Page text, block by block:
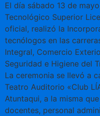
El día sábado 13 de
Tecnológico Superior
oficial, realizó la
tecnólogos en las
Integral, Comercio
Seguridad e Higiene del
La ceremonia se llevó a
Teatro Auditorio «Club
Atuntaqui, a la misma
docentes, personal